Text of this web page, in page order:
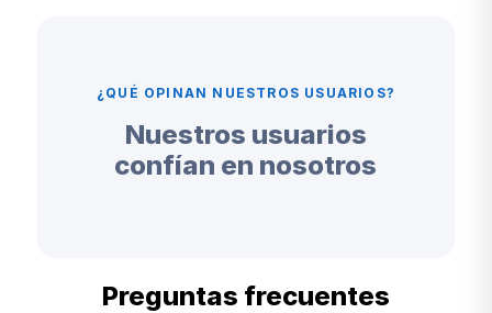
¿QUÉ OPINAN NUESTROS USUARIOS?
Nuestros usuarios
confían en nosotros
Preguntas frecuentes